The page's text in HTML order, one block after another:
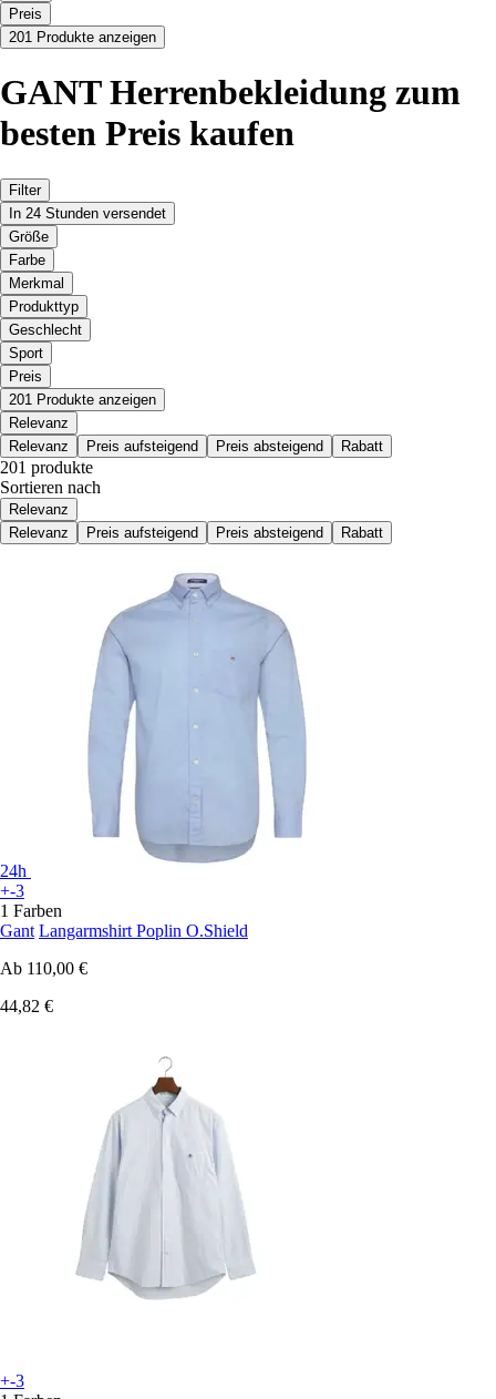
Preis
201 Produkte anzeigen
GANT Herrenbekleidung zum
besten Preis kaufen
Filter
In 24 Stunden versendet
Größe
Farbe
Merkmal
Produkttyp
Geschlecht
Sport
Preis
201 Produkte anzeigen
Relevanz
Relevanz
Preis aufsteigend Preis absteigend Rabatt
201 produkte
Sortieren nach
Relevanz
Relevanz
Preis aufsteigend Preis absteigend Rabatt
24h
+-3
1 Farben
Gant Langarmshirt Poplin O.Shield
Ab 110,00 €
44,82 €
+-3